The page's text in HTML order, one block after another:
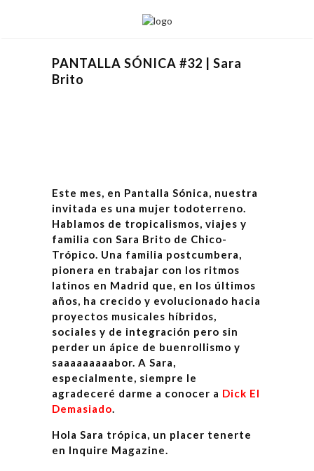
PANTALLA SÓNICA #32 | Sara
Brito
Este mes, en Pantalla Sónica, nuestra
invitada es una mujer todoterreno.
Hablamos de tropicalismos, viajes y
familia con Sara Brito de Chico-
Trópico. Una familia postcumbera,
pionera en trabajar con los ritmos
latinos en Madrid que, en los últimos
años, ha crecido y evolucionado hacia
proyectos musicales híbridos,
sociales y de integración pero sin
perder un ápice de buenrollismo y
saaaaaaaaabor. A Sara,
especialmente, siempre le
agradeceré darme a conocer a Dick El
Demasiado.
Hola Sara trópica, un placer tenerte
en Inquire Magazine.